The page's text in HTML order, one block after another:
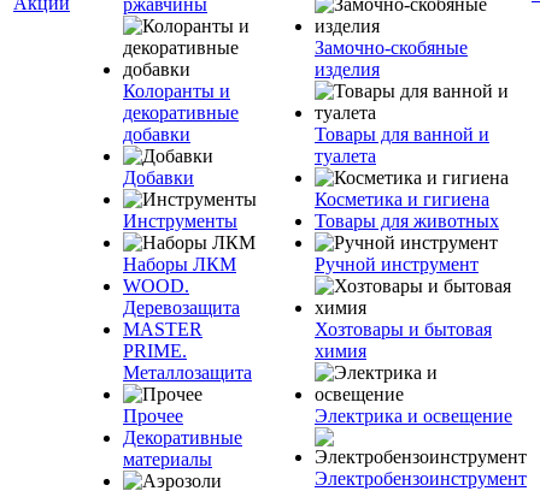
ржавчины
Колоранты и
декоративные
добавки
Добавки
Инструменты
Наборы ЛКМ
WOOD.
Деревозащита
MASTER
PRIME.
Металлозащита
Прочее
Декоративные
материалы
Замочно-скобяные
изделия
Товары для ванной и
туалета
Косметика и гигиена
Товары для животных
Ручной инструмент
Хозтовары и бытовая
химия
Электрика и освещение
Электробензоинструмент